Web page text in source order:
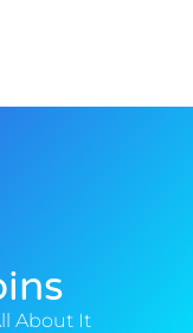
About It